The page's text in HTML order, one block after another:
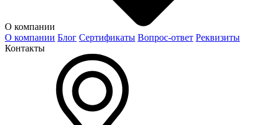
О компании
О компании Блог Сертификаты Вопрос-ответ Реквизиты
Контакты